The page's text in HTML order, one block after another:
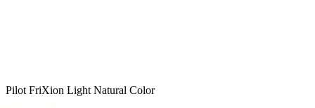
Pilot FriXion Light Natural Color